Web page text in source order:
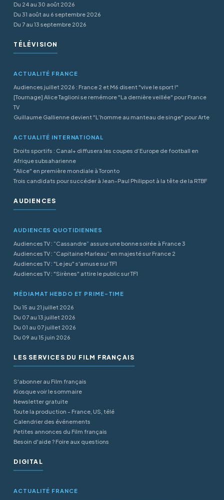
Du 24 au 30 août 2026
Du 31 août au 6 septembre 2026
Du 7 au 13 septembre 2026
TÉLÉVISION
ACTUALITÉ FRANCE
Audiences juillet 2026 : France 2 et M6 disent "vive le sport !"
[Tournage] Alice Taglioni se remémore "La dernière veillée" pour France
TV
Guillaume Gallienne devient "L’homme au manteau de singe" pour Arte
ACTUALITÉ INTERNATIONAL
Droits sportifs : Canal+ diffusera les coupes d’Europe de football en
Afrique subsaharienne
"Alice" en première mondiale à Toronto
Trois candidats pour succéder à Jean-Paul Philippot à la tête de la RTBF
AUDIENCES
AUDIENCES QUOTIDIENNES
Audiences TV : “Cassandre” assure une bonne soirée à France 3
Audiences TV : “Capitaine Marleau” en majesté sur France 2
Audiences TV : "Le jeu" s'amuse sur TF1
Audiences TV : "Sirènes" attire le public sur TF1
MÉDIAMAT HEBDO ET PRIME-TIME
Du 15 au 21 juillet 2026
Du 07 au 13 juillet 2026
Du 01 au 07 juillet 2026
Du 09 au 15 juin 2026
LES SERVICES DU FILM FRANÇAIS
S'abonner au Film français
Kiosque voir le sommaire
Newsletter gratuite
Toute la production - France, US, télé
Calendrier des événements
Petites annonces du Film français
Besoin d'aide ? Foire aux questions
DIGITAL
ACTUALITÉ FRANCE